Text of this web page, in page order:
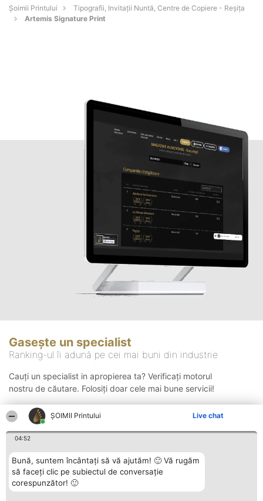
ŞOIMII Printului Live chat
04:52
Bună, suntem încântați să vă ajutăm! 🙂 Vă rugăm
să faceți clic pe subiectul de conversație
corespunzător! 🙂
Şoimii Printului
Tipografii, Invitații Nuntă, Centre de Copiere - Reşiţa
Artemis Signature Print
Gasește un specialist
Ranking-ul îi adună pe cei mai buni din industrie
Cauți un specialist in apropierea ta? Verificați motorul
nostru de căutare. Folosiți doar cele mai bune servicii!